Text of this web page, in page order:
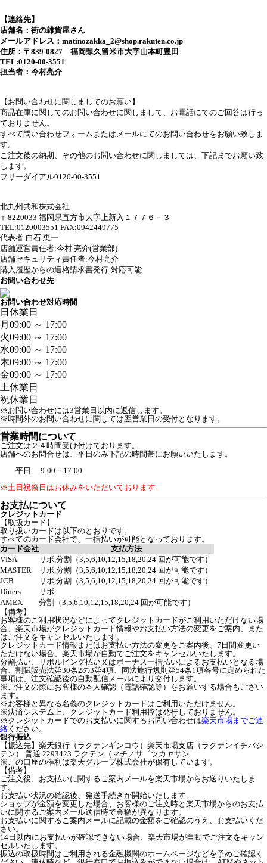
【連絡先】
店舗名：街の雑貨屋さん
メールアドレス：matinozakka_2@shop.rakuten.co.jp
住所：〒839-0827 福岡県久留米市大字山本町豊田
TEL:0120-00-3551
担当者：今村亮介
【お問い合わせに関しましてのお願い】
商品在庫に関してのお問い合わせに関しまして、お電話にてのご回答は行っ
ておりません。
すべて問い合わせフォームまたはメールにてのお問い合わせをお願い致しま
す。
ご注文後の納期、その他のお問い合わせに関しましては、下記までお願い致
します。
フリーダイアル0120-00-3551
北九州共和株式会社
〒8220033 福岡県直方市大字上新入１７７６－３
TEL:0120003551 FAX:0942449775
代表者:白石 恵一
店舗運営責任者:今村 亮介(営業部)
店舗セキュリティ責任者:今村亮介
購入履歴からの適格請求書発行:対応可能
お問い合わせ先
お問い合わせ対応時間
日 休業日
月 09:00 ～ 17:00
火09:00 ～ 17:00
水09:00 ～ 17:00
木09:00 ～ 17:00
金09:00 ～ 17:00
土休業日
祝休業日
※お問い合わせには3営業日以内に返信します。
※時間外のお問い合わせに関しては翌営業日の受付となります。
営業時間について
ご注文は２４時間受け付けております。
店舗へのお問合せは、平日のみ下記の時間帯にお願いいたします。
平日 9:00－17:00
※土日祝祭日はお休みをいただいております。
お支払について
クレジットカード
【取扱カード】
取り扱いカードは以下のとおりです。
すべてのカード会社で、一括払いが可能となっております。
カード会社
支払方法
VISA
リボ,分割（3,5,6,10,12,15,18,20,24 回が可能です）
MASTER
リボ,分割（3,5,6,10,12,15,18,20,24 回が可能です）
JCB
リボ,分割（3,5,6,10,12,15,18,20,24 回が可能です）
Diners
リボ
AMEX
分割（3,5,6,10,12,15,18,20,24 回が可能です）
【備考】
お客様のご利用状況などによってクレジットカードがご利用いただけない場
合、楽天市場がクレジットカード情報やお支払い方法の変更をご案内、また
はご注文をキャンセルいたします。
クレジットカード情報またはお支払い方法の変更をご案内後、7日間変更い
ただけない場合、楽天市場が自動でご注文をキャンセルいたします。
分割払い、リボルビング払い又はボーナス一括払いによるお支払いとなる場
合、割賦販売法第30条2の3第4項、同法施行規則第54条1項各号に定められた
事項は、注文確認後の自動配信メールにより交付します。
※ご注文の際にお客様の本人確認（電話確認等）をお願いする場合もござい
ます。
※お客様と異なる名義のクレジットカードはご利用いただけません。
※決済システム上、クレジットカード利用控は発行しておりません。
※クレジットカードでのお支払いに関するお問い合わせは楽天市場までご連
絡 ください。
銀行振込
【振込先】楽天銀行（ラクテンギンコウ）楽天市場支店（ラクテンイチバシ
テン） 普通 2293423 ラクテン（マチノサ゛ツカヤサン
※この口座の権利は楽天グループ株式会社が保有しています。
【備考】
ご注文後、お支払いに関するご案内メールを楽天市場からお送りいたしま
す。
お支払い状況の確認後、発送手続きが開始いたします。
ショップが金額を変更した場合、お客様のご注文時と楽天市場からのお支払
いに関するご案内メール送信時で金額が異なります。
お支払いに関するご案内メールに記載の金額をご確認のうえ、お支払いくだ
さい。
14日以内にお支払いが確認できない場合、楽天市場が自動でご注文をキャン
セルいたします。
振込の取扱時間はご利用される金融機関のホームページなどを予めご確認く